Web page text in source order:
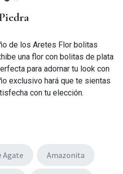
de los Aretes Flor bolitas
una flor con bolitas de plata
para adornar tu look con
exclusivo hará que te sientas
con tu elección.
Agate Amazonita